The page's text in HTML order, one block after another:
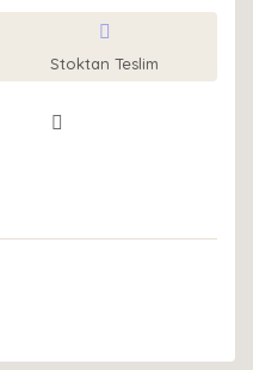
Stoktan Teslim